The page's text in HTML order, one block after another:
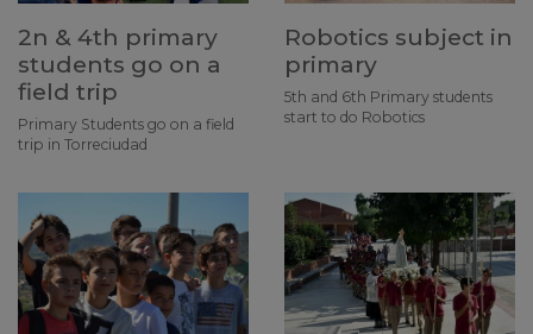
2n & 4th primary
students go on a
field trip
Primary Students go on a field
trip in Torreciudad
Robotics subject in
primary
5th and 6th Primary students
start to do Robotics